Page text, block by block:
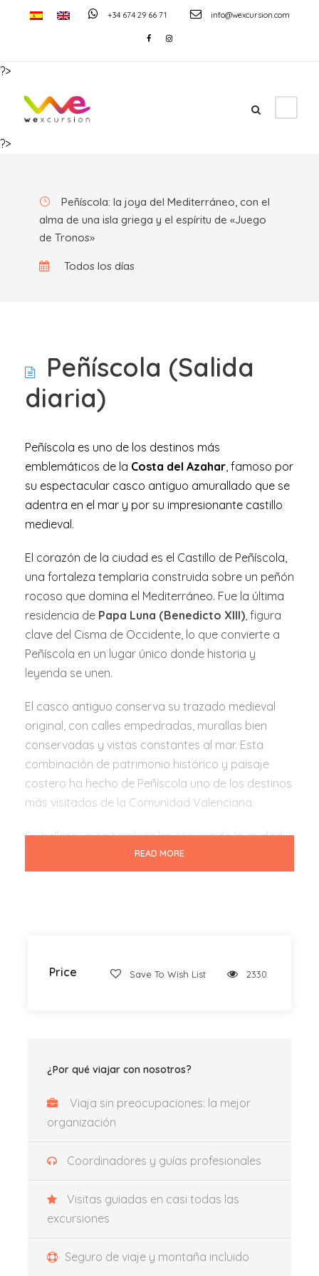
+34 674 29 66 71 info@wexcursion.com
?>
?>
Peñíscola (Salida diaria)
Price Save To Wish List 2330
¿Por qué viajar con nosotros?
Viaja sin preocupaciones: la mejor
organización
Coordinadores y guías profesionales
Visitas guiadas en casi todas las
excursiones
Seguro de viaje y montaña incluido
Peñíscola: la joya del Mediterráneo, con el
alma de una isla griega y el espíritu de «Juego
de Tronos»
Todos los días
Peñíscola (Salida
diaria)
Peñíscola es uno de los destinos más
emblemáticos de la Costa del Azahar, famoso por
su espectacular casco antiguo amurallado que se
adentra en el mar y por su impresionante castillo
medieval.
El corazón de la ciudad es el Castillo de Peñíscola,
una fortaleza templaria construida sobre un peñón
rocoso que domina el Mediterráneo. Fue la última
residencia de Papa Luna (Benedicto XIII), figura
clave del Cisma de Occidente, lo que convierte a
Peñíscola en un lugar único donde historia y
leyenda se unen.
El casco antiguo conserva su trazado medieval
original, con calles empedradas, murallas bien
conservadas y vistas constantes al mar. Esta
combinación de patrimonio histórico y paisaje
costero ha hecho de Peñíscola uno de los destinos
más visitados de la Comunidad Valenciana.
Su belleza única también ha convertido la ciudad
en escenario de numerosas producciones
cinematográficas y series de televisión, incluyendo
Peñíscola combina
Estadio Mestalla, Av. Aragón 31 ( Google Map
Hora de salida
electrónico, por favor revísalo siempre.
Transporte privado
READ MORE